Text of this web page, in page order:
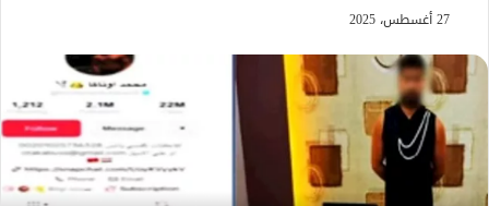
27 أغسطس، 2025